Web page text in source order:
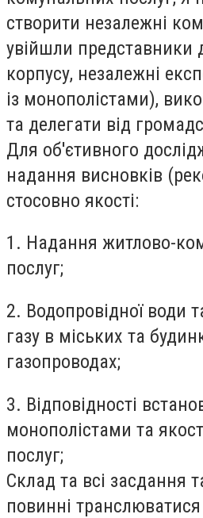
створити незалежні
увійшли представники
корпусу, незалежні
із монополістами),
та делегати від
Для об'єтивного
надання висновків
стосовно якості:
1. Надання житлово-
послуг;
2. Водопровідної води
газу в міських та
газопроводах;
3. Відповідності
монополістами та
послуг;
Склад та всі засдання
повинні